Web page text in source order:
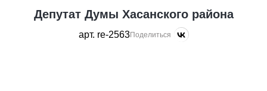
Депутат Думы Хасанского района
арт. re-2563Поделиться